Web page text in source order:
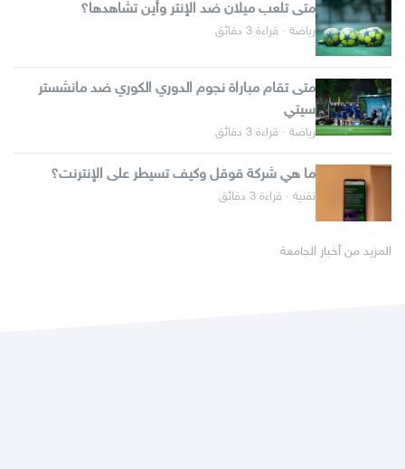
متى تلعب ميلان ضد الإنتر وأين تشاهدها؟
رياضة · قراءة 3 دقائق
متى تقام مباراة نجوم الدوري الكوري ضد مانشستر
سيتي
رياضة · قراءة 3 دقائق
ما هي شركة قوقل وكيف تسيطر على الإنترنت؟
تقنية · قراءة 3 دقائق
المزيد من أخبار الجامعة